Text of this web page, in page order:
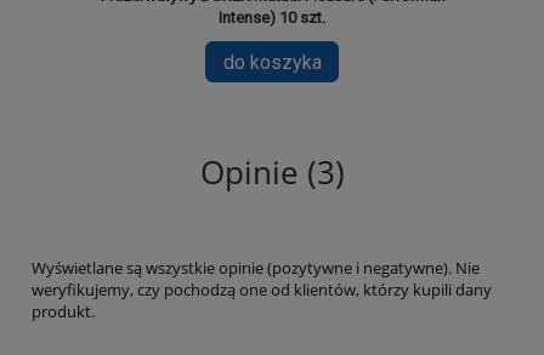
Intense) 10 szt.
do koszyka
Opinie (3)
Wyświetlane są wszystkie opinie (pozytywne i negatywne). Nie
weryfikujemy, czy pochodzą one od klientów, którzy kupili dany
produkt.